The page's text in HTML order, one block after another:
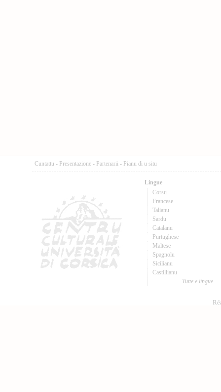
Cuntattu - Presentazione - Partenarii - Pianu di u situ
Lingue
Corsu
Francese
Talianu
Sardu
Catalanu
Purtughese
Maltese
Spagnolu
Sicilianu
Castillianu
Tutte e lingue